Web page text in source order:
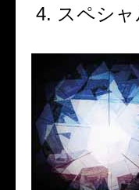
4. スペシ